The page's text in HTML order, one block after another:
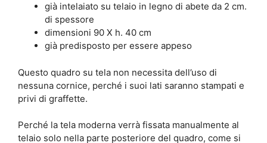
già intelaiato su telaio in legno di abete da 2 cm.
di spessore
dimensioni 90 X h. 40 cm
già predisposto per essere appeso
Questo quadro su tela non necessita dell’uso di
nessuna cornice, perché i suoi lati saranno stampati e
privi di graffette.
Perché la tela moderna verrà fissata manualmente al
telaio solo nella parte posteriore del quadro, come si